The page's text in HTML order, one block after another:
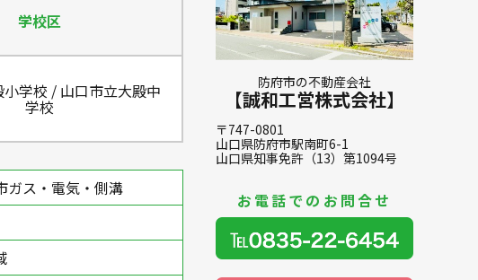
学校区
学校 / 山口市立大殿中
学校
ガス・電気・側溝
防府市の不動産会社
【誠和工営株式会社】
〒747-0801
山口県防府市駅南町6-1
山口県知事免許（13）第1094号
お電話でのお問合せ